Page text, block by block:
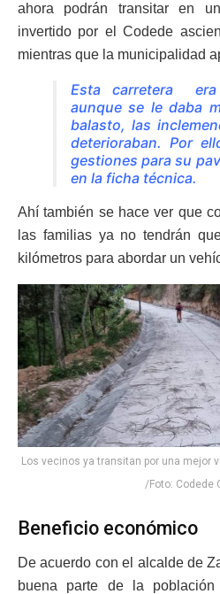
ahora podrán transitar en
invertido por el Codede
mientras que la municipalidad
Esta carretera
aunque se le daba
balasto, las
deterioraban. Por
gestiones para su
en la ficha técnica.
Ahí también se hace ver que
las familias ya no tendrán
kilómetros para abordar un
Los vecinos ya transitan por una mejor
/Foto: Codede
Beneficio económico
De acuerdo con el alcalde de
buena parte de la